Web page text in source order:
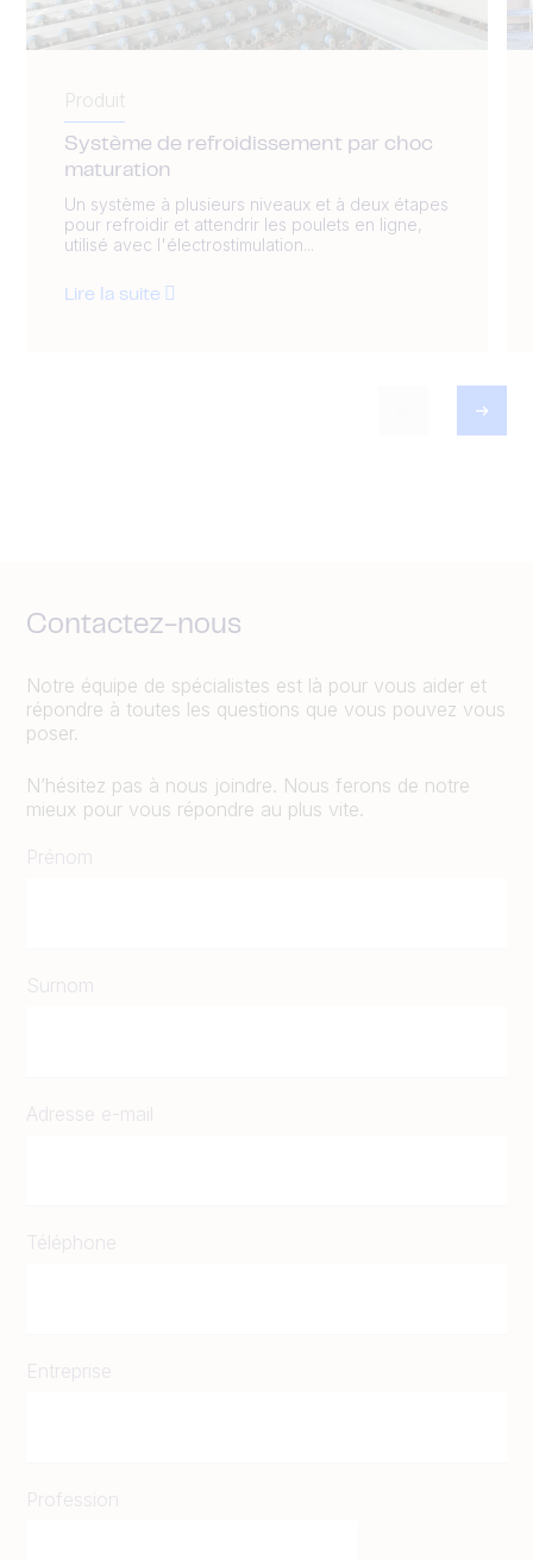
Produit
Système de refroidissement par choc
maturation
Un système à plusieurs niveaux et à deux étapes
pour refroidir et attendrir les poulets en ligne,
utilisé avec l'électrostimulation...
Lire la suite
Contactez-nous
Notre équipe de spécialistes est là pour vous aider et
répondre à toutes les questions que vous pouvez vous
poser.
N’hésitez pas à nous joindre. Nous ferons de notre
mieux pour vous répondre au plus vite.
Prénom
Surnom
Adresse e-mail
Téléphone
Entreprise
Profession